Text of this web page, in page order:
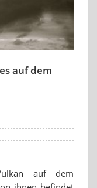
auf dem
auf dem